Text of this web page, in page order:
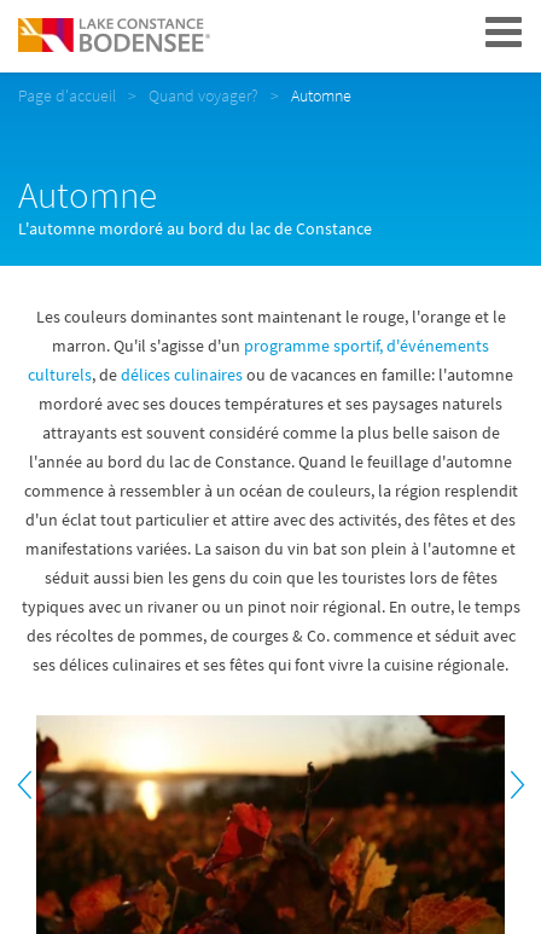
Navigation
Page d'accueil Quand voyager? Automne
Automne
L'automne mordoré au bord du lac de Constance
Les couleurs dominantes sont maintenant le rouge, l'orange et le
marron. Qu'il s'agisse d'un programme sportif,d'événements
culturels, dedélices culinairesou de vacances en famille: l'automne
mordoré avec ses douces températures et ses paysages naturels
attrayants est souvent considéré comme la plus belle saison de
l'année au bord du lac de Constance. Quand le feuillage d'automne
commence à ressembler à un océan de couleurs, la région resplendit
d'un éclat tout particulier et attire avec des activités, des fêtes et des
manifestations variées. La saison du vin bat son plein à l'automne et
séduit aussi bien les gens du coin que les touristes lors de fêtes
typiques avec un rivaner ou un pinot noir régional. En outre, le temps
des récoltes de pommes, de courges & Co. commence et séduit avec
ses délices culinaires et ses fêtes qui font vivre la cuisine régionale.